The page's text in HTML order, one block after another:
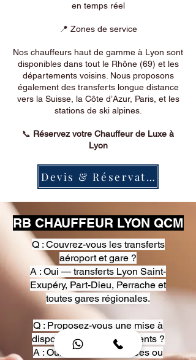
en temps réel
📍 Zones de service
Nos chauffeurs haut de gamme à Lyon sont
disponibles dans tout le Rhône (69) et les
départements voisins. Nous proposons
également des transferts longue distance
vers la Suisse, la Côte d’Azur, Paris, et les
stations de ski alpines.
📞 Réservez votre Chauffeur de Luxe à
Lyon
Devis & Réservation
RB CHAUFFEUR LYON QCM
Q : Couvrez-vous les transferts
aéroport et gare ?
A : Oui — transferts Lyon Saint-
Exupéry, Part-Dieu, Perrache et
toutes gares régionales.
Q : Proposez-vous une mise à
disposition pour événements ?
A : Oui — heures, journées ou